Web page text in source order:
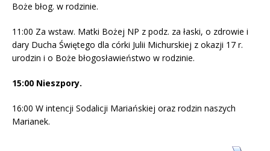
Boże błog. w rodzinie.
11:00 Za wstaw. Matki Bożej NP z podz. za łaski, o zdrowie i
dary Ducha Świętego dla córki Julii Michurskiej z okazji 17 r.
urodzin i o Boże błogosławieństwo w rodzinie.
15:00 Nieszpory.
16:00 W intencji Sodalicji Mariańskiej oraz rodzin naszych
Marianek.